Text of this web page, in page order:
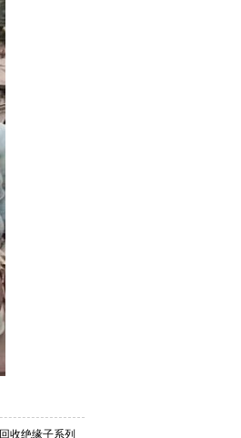
回收绝缘子系列